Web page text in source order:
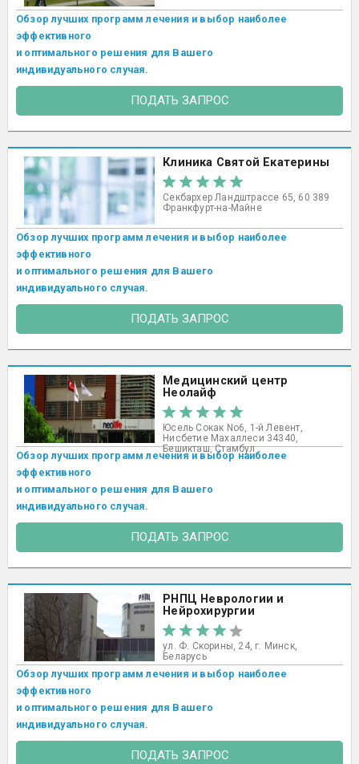
Обзор лучших программ лечения и выбор наиболее
эффективного
и оптимального решения для Вашего
индивидуального случая.
ПОДАТЬ ЗАПРОС
Клиника Святой Екатерины
Секбархер Ландштрассе 65, 60 389
Франкфурт-на-Майне
Обзор лучших программ лечения и выбор наиболее
эффективного
и оптимального решения для Вашего
индивидуального случая.
ПОДАТЬ ЗАПРОС
Медицинский центр
Неолайф
Юсель Сокак No6, 1-й Левент,
Нисбетие Махаллеси 34340,
Бешикташ, Стамбул ​
Обзор лучших программ лечения и выбор наиболее
эффективного
и оптимального решения для Вашего
индивидуального случая.
ПОДАТЬ ЗАПРОС
РНПЦ Неврологии и
Нейрохирургии
ул. Ф. Скорины, 24, г. Минск,
Беларусь
Обзор лучших программ лечения и выбор наиболее
эффективного
и оптимального решения для Вашего
индивидуального случая.
ПОДАТЬ ЗАПРОС